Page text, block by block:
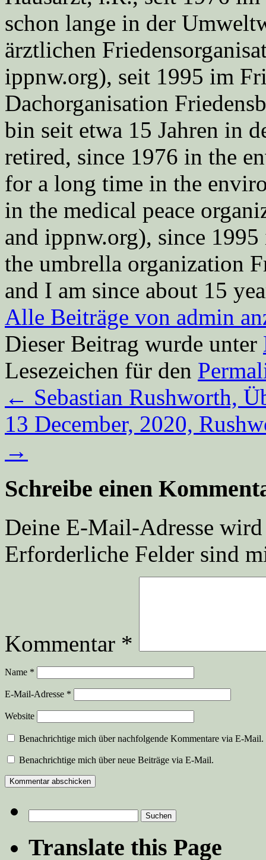
schon lange in der
ärztlichen
ippnw.org), seit 1995 im
Dachorganisation
bin seit etwa 15 Jahren in
retired, since 1976 in the
for a long time in the
in the medical peace
and ippnw.org), since
the umbrella organization
and I am since about 15
Alle Beiträge von admin
Dieser Beitrag wurde unter
Lesezeichen für den
← Sebastian Rushworth,
13 December, 2020,
→
Schreibe einen
Deine E-Mail-Adresse
Erforderliche Felder sind
Kommentar *
Name *
E-Mail-Adresse *
Website
Benachrichtige mich über nachfolgende Kommentare via E-Mail.
Benachrichtige mich über neue Beiträge via E-Mail.
nach:
Translate this Page